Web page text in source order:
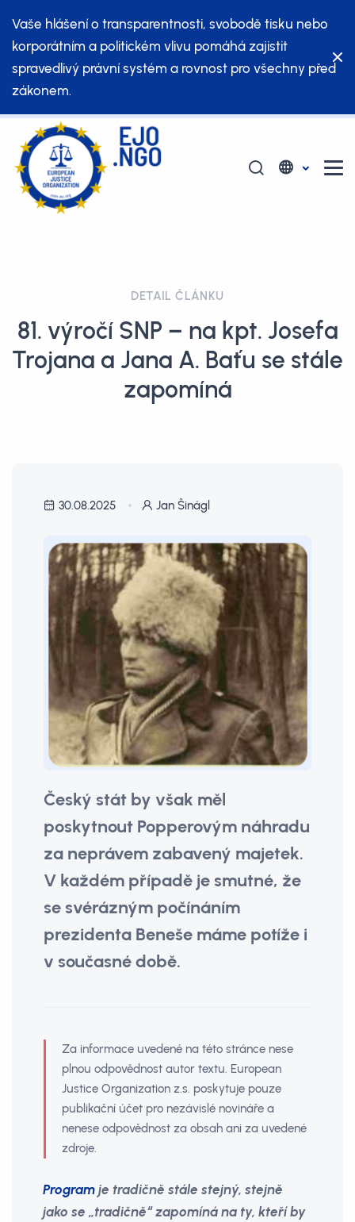
Vaše hlášení o transparentnosti, svobodě tisku nebo
korporátním a politickém vlivu pomáhá zajistit
spravedlivý právní systém a rovnost pro všechny před
zákonem.
DETAIL ČLÁNKU
81. výročí SNP – na kpt. Josefa
Trojana a Jana A. Baťu se stále
zapomíná
30.08.2025 Jan Šinágl
Český stát by však měl
poskytnout Popperovým náhradu
za neprávem zabavený majetek.
V každém případě je smutné, že
se svérázným počínáním
prezidenta Beneše máme potíže i
v současné době.
Za informace uvedené na této stránce nese
plnou odpovědnost autor textu. European
Justice Organization z.s. poskytuje pouze
publikační účet pro nezávislé novináře a
nenese odpovědnost za obsah ani za uvedené
zdroje.
Program je tradičně stále stejný, stejně
jako se „tradičně“ zapomíná na ty, kteří by